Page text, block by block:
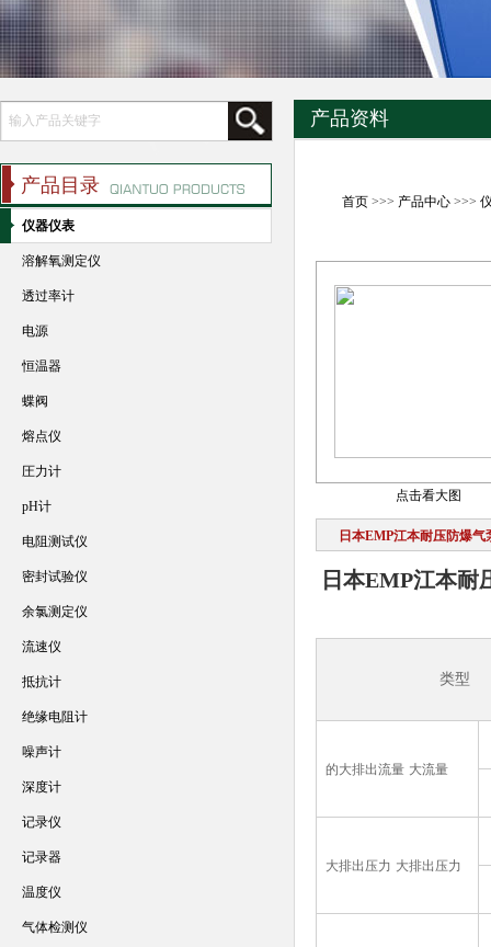
产品资料
首页>>> 产品中心>>>
点击看大图
日本EMP江本耐压防爆气
日本EMP江本耐
类型
的大排出流量 大流量
大排出压力 大排出压力
产品目录
仪器仪表
溶解氧测定仪
透过率计
电源
恒温器
蝶阀
熔点仪
圧力计
pH计
电阻测试仪
密封试验仪
余氯测定仪
流速仪
抵抗计
绝缘电阻计
噪声计
深度计
记录仪
记录器
温度仪
气体检测仪